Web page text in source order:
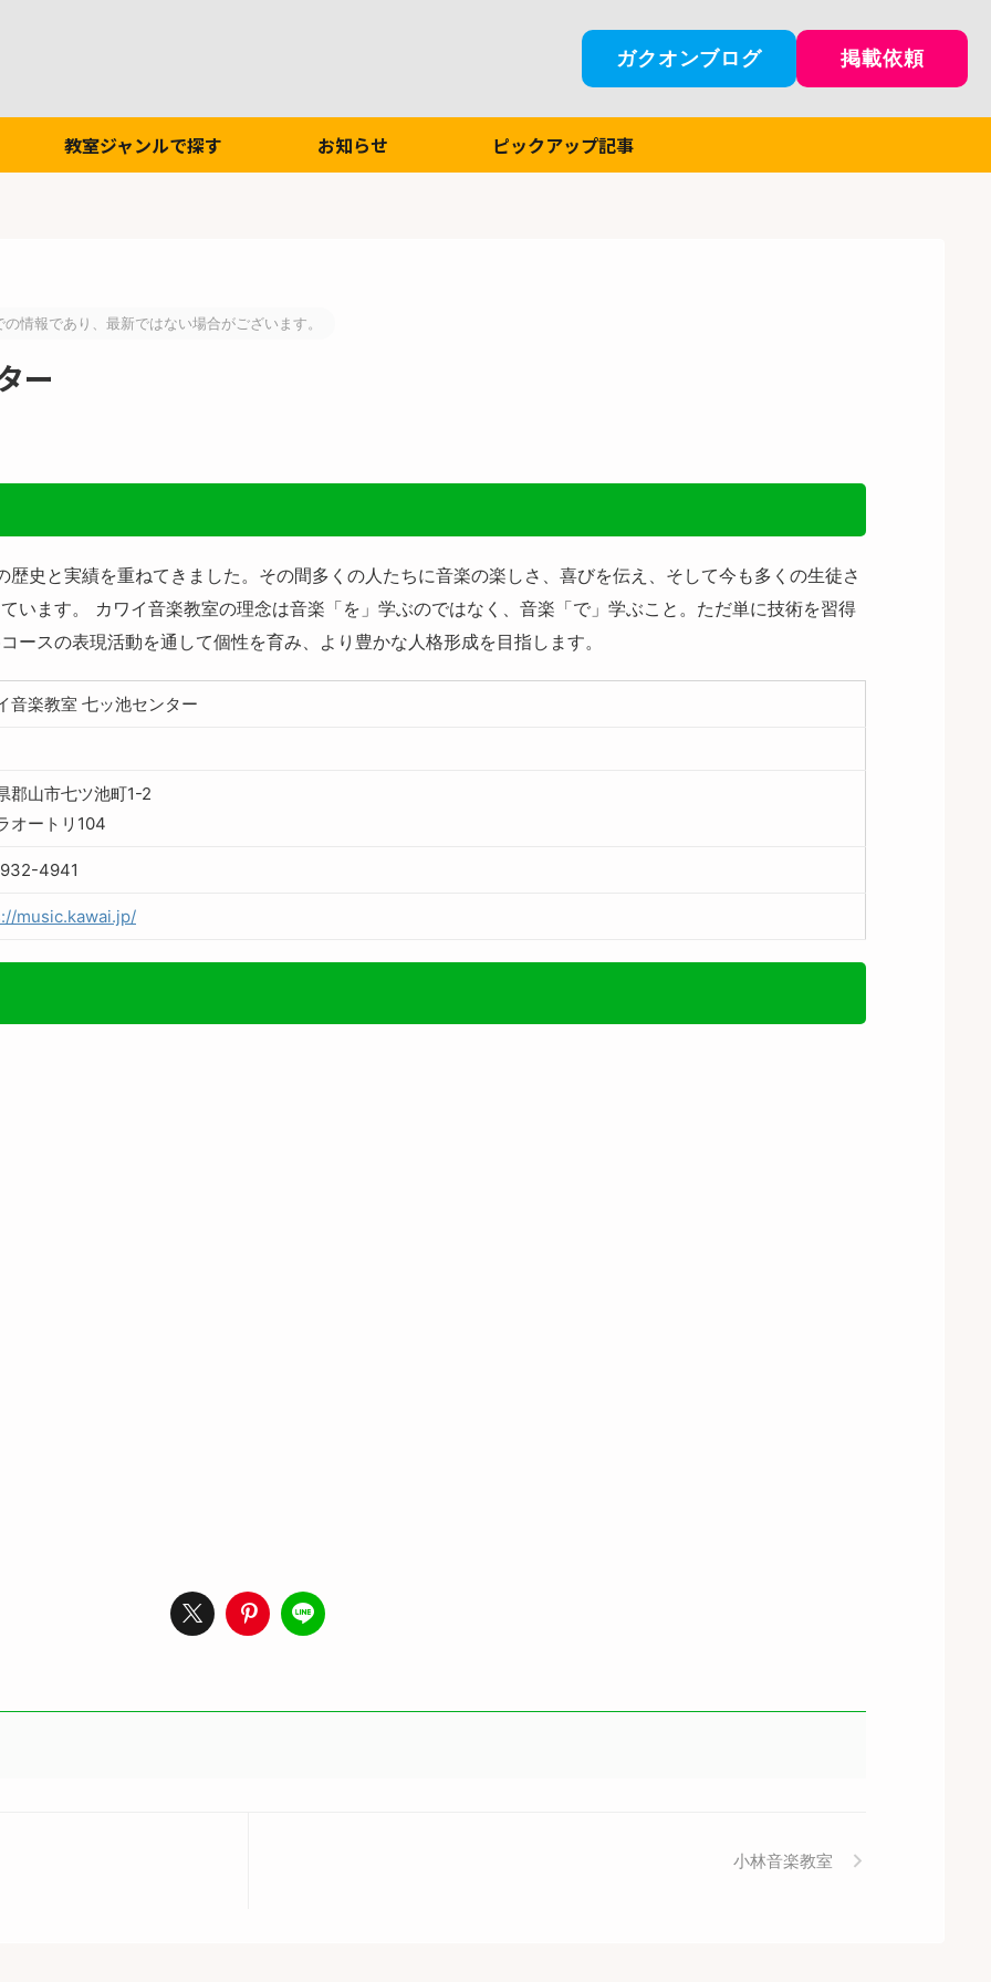
ガクオンブログ 掲載依頼
教室ジャンルで探す お知らせ ピックアップ記事
情報であり、最新ではない場合がございます。
ー
史と実績を重ねてきました。その間多くの人たちに音楽の楽しさ、喜びを伝え、そして今も多くの生徒さ
います。 カワイ音楽教室の理念は音楽「を」学ぶのではなく、音楽「で」学ぶこと。ただ単に技術を習得
ースの表現活動を通して個性を育み、より豊かな人格形成を目指します。
音楽教室 七ッ池センター
郡山市七ツ池町1-2
オートリ104
4941
music.kawai.jp/
小林音楽教室